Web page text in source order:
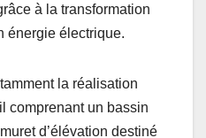
à la transformation
énergie électrique.
la réalisation
comprenant un bassin
d’élévation destiné